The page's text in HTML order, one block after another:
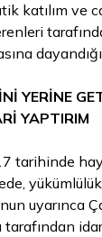
katılım ve
YERİNE
YAPTIRIM
tarihinde
uyarınca
tarafından